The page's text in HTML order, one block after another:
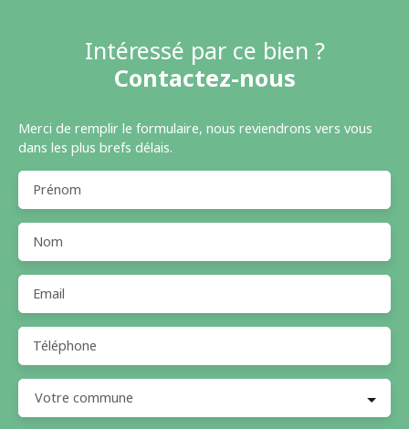
Intéressé par ce bien ?
Contactez-nous
Merci de remplir le formulaire, nous reviendrons vers vous
dans les plus brefs délais.
Prénom
Nom
Email
Téléphone
Votre commune